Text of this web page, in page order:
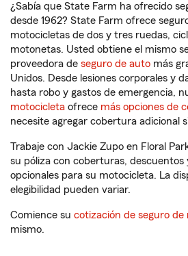
¿Sabía que State Farm ha ofrecido
desde 1962? State Farm ofrece
motocicletas de dos y tres ruedas,
motonetas. Usted obtiene el mismo
proveedora de seguro de auto más
Unidos. Desde lesiones corporales y
hasta robo y gastos de emergencia,
motocicleta ofrece más opciones de
necesite agregar cobertura adicional
Trabaje con Jackie Zupo en Floral
su póliza con coberturas,
opcionales para su motocicleta. La
elegibilidad pueden variar.
Comience su cotización de seguro
mismo.